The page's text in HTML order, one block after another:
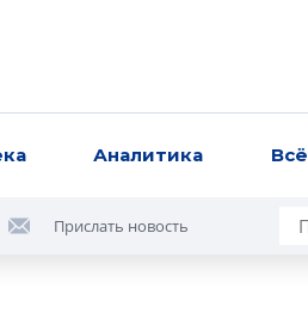
Аналитика
Прислать новость